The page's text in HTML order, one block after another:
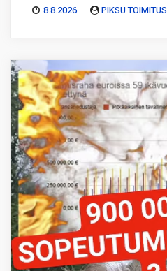
8.8.2026 PIKSU TOIMITUS